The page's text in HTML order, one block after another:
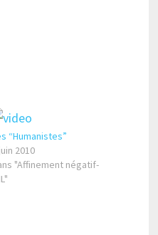
“Humanistes”
2010
"Affinement négatif-